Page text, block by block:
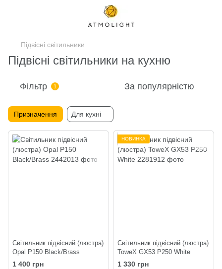
Підвісні світильники
Підвісні світильники на кухню
Фільтр 1 За популярністю
Призначення Для кухні
Світильник підвісний (люстра)
Opal P150 Black/Brass
1 400 грн
НОВИНКА
Світильник підвісний (люстра)
ToweX GX53 P250 White
1 330 грн